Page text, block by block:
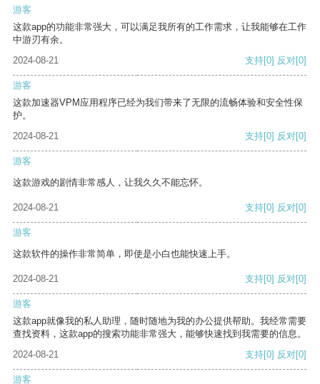
游客
这款app的功能非常强大，可以满足我所有的工作需求，让我能够在工作
中游刃有余。
2024-08-21
支持[0] 反对[0]
游客
这款加速器VPM应用程序已经为我们带来了无限的流畅体验和安全性保
护。
2024-08-21
支持[0] 反对[0]
游客
这款游戏的剧情非常感人，让我久久不能忘怀。
2024-08-21 支持[0] 反对[0]
游客
这款软件的操作非常简单，即使是小白也能快速上手。
2024-08-21 支持[0] 反对[0]
游客
这款app就像我的私人助理，随时随地为我的办公提供帮助。我经常需要
查找资料，这款app的搜索功能非常强大，能够快速找到我需要的信息。
2024-08-21
支持[0] 反对[0]
游客